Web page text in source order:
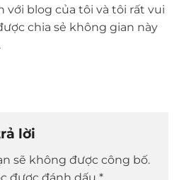
với blog của tôi và tôi rất vui
chia sẻ không gian này
lời
sẽ không được công bố.
được đánh dấu *